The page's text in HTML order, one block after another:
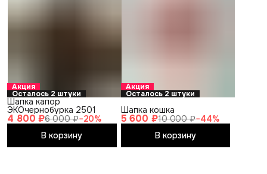
Акция
Осталось 2 штуки
4 800 ₽6 000 ₽−20%
Шапка капор
ЭКОчернобурка 2501
В корзину
Акция
Осталось 2 штуки
5 600 ₽10 000 ₽−44%
Шапка кошка
В корзину